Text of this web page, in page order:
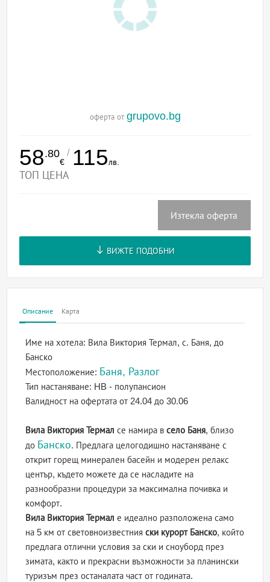
оферта от grupovo.bg
58.80
€
/ 115лв.
ТОП ЦЕНА
Изтекла оферта
ВИЖТЕ ПОДОБНИ
Описание Карта
Име на хотела: Вила Виктория Термал, с. Баня, до
Банско
Местоположение: Баня, Разлог
Тип настаняване: HB - полупансион
Валидност на офертатаот 24.04 до 30.06
Вила Виктория Термал се намира всело Баня, близо
до Банско. Предлага целогодишно настаняване с
открит горещ минерален басейн и модерен релакс
център, където можете да се насладите на
разнообразни процедури за максимална почивка и
комфорт.
Вила Виктория Термал е идеално разположена само
на 5 км от световноизвестнияски курорт Банско, който
предлага отлични условия за ски и сноуборд през
зимата, както и прекрасни възможности за планински
туризъм през останалата част от годината.